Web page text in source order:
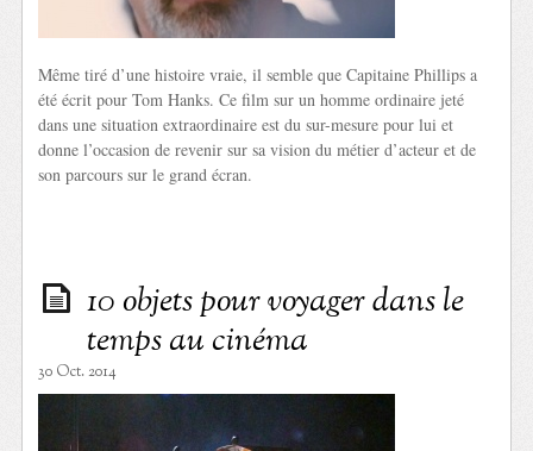
Même tiré d’une histoire vraie, il semble que Capitaine Phillips a
été écrit pour Tom Hanks. Ce film sur un homme ordinaire jeté
dans une situation extraordinaire est du sur-mesure pour lui et
donne l’occasion de revenir sur sa vision du métier d’acteur et de
son parcours sur le grand écran.
10 objets pour voyager dans le
temps au cinéma
30 Oct. 2014